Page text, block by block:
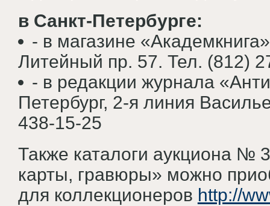
в Санкт-Петербурге:
- в магазине
Литейный пр. 57. Тел. (812)
- в редакции журнала
Петербург, 2-я линия
438-15-25
Также каталоги аукциона №
карты, гравюры» можно
для коллекционеров http://